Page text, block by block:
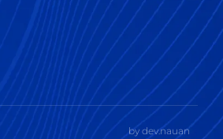
by dev.nauan